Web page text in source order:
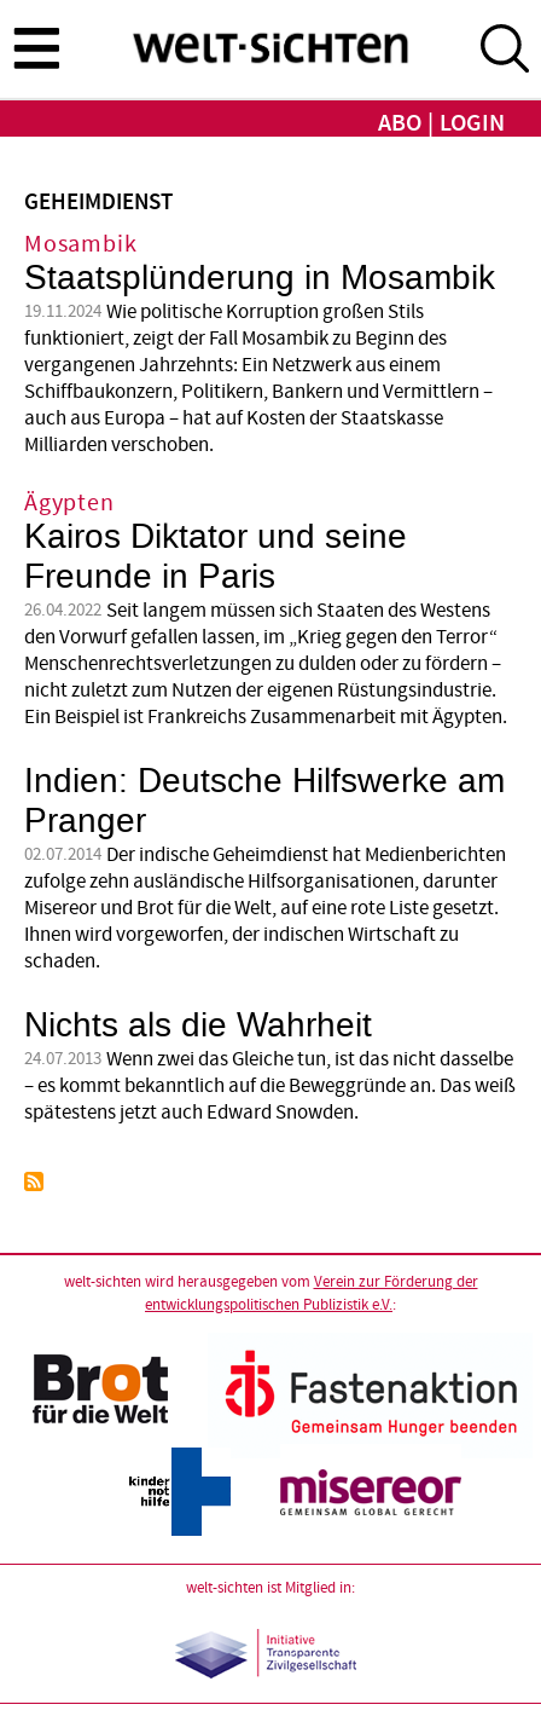
zum
Inhalt
ABO LOGIN
GEHEIMDIENST
Mosambik
Staatsplünderung in Mosambik
19.11.2024 Wie politische Korruption großen Stils
funktioniert, zeigt der Fall Mosambik zu Beginn des
vergangenen Jahrzehnts: Ein Netzwerk aus einem
Schiffbaukonzern, Politikern, Bankern und Vermittlern –
auch aus Europa – hat auf Kosten der Staatskasse
Milliarden verschoben.
Ägypten
Kairos Diktator und seine
Freunde in Paris
26.04.2022 Seit langem müssen sich Staaten des Westens
den Vorwurf gefallen lassen, im „Krieg gegen den Terror“
Menschenrechtsverletzungen zu dulden oder zu fördern –
nicht zuletzt zum Nutzen der eigenen Rüstungs­industrie.
Ein Beispiel ist Frankreichs Zusammenarbeit mit Ägypten.
Indien: Deutsche Hilfswerke am
Pranger
02.07.2014 Der indische Geheimdienst hat Medienberichten
zufolge zehn ausländische Hilfsorganisationen, darunter
Misereor und Brot für die Welt, auf eine rote Liste gesetzt.
Ihnen wird vorgeworfen, der indischen Wirtschaft zu
schaden.
Nichts als die Wahrheit
24.07.2013 Wenn zwei das Gleiche tun, ist das nicht dasselbe
– es kommt bekanntlich auf die Beweggründe an. Das weiß
spätestens jetzt auch Edward Snowden.
welt-sichten wird herausgegeben vom Verein zur Förderung der
entwicklungspolitischen Publizistik e.V.:
welt-sichten ist Mitglied in: